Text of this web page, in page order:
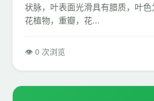
状脉，叶表面光滑具有腊质，叶
花植物，重瓣，花...
👁 0 次浏览